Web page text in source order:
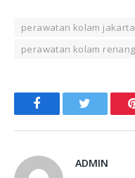
perawatan kolam
perawatan kolam
FacebookTwitter
ADMIN